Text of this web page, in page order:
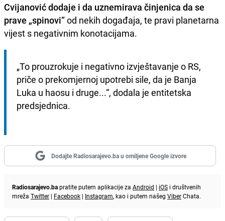
Cvijanović dodaje i da uznemirava činjenica da se
prave „spinovi“od nekih događaja, te pravi planetarna
vijest s negativnim konotacijama.
„To prouzrokuje i negativno izvještavanje o RS,
priče o prekomjernoj upotrebi sile, da je Banja
Luka u haosu i druge...“, dodala je entitetska
predsjednica.
Dodajte Radiosarajevo.ba u omiljene Google izvore
Radiosarajevo.bapratite putem aplikacije za Android | iOS i društvenih
mreža Twitter | Facebook | Instagram, kao i putem našeg ViberChata.